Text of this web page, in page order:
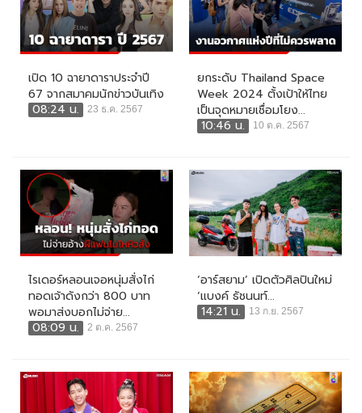
เปิด 10 ฉายาดาราประจำปี
67 จากสมาคมนักข่าวบันเทิง
08:24 น.
23 ธ.ค. 2567
ยกระดับ Thailand Space
Week 2024 ตั้งเป้าให้ไทย
เป็นจุดหมายเชื่อมโยง...
10:46 น.
10 ต.ค. 2567
ไรเดอร์หลอนเจอหนุ่มสั่งไก่
ทอดเจ้าดังกว่า 800 บาท
พอมาส่งบอกไม่จ่าย...
08:09 น.
2 ต.ค. 2567
‘อาร์สยาม’ เปิดตัวศิลปินใหม่
‘แบงค์ ธัชนนท์...
14:21 น.
13 ก.ย. 2567